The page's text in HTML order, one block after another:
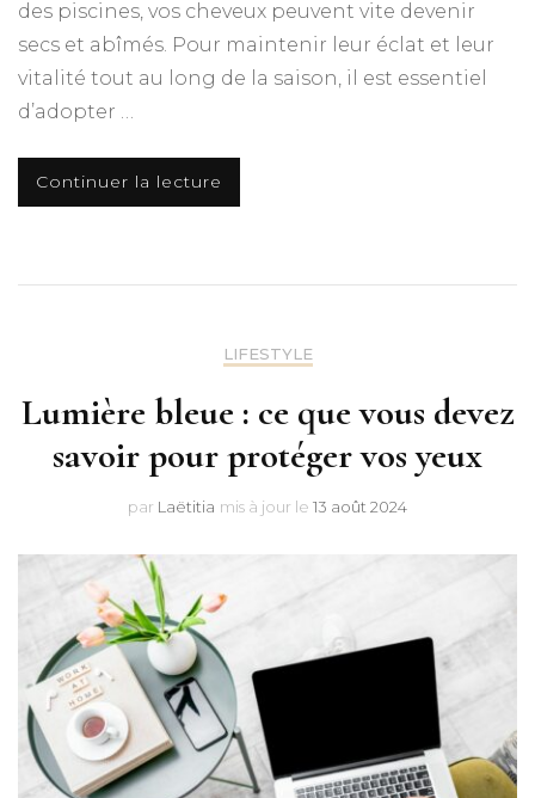
des piscines, vos cheveux peuvent vite devenir
secs et abîmés. Pour maintenir leur éclat et leur
vitalité tout au long de la saison, il est essentiel
d’adopter …
Continuer la lecture
LIFESTYLE
Lumière bleue : ce que vous devez
savoir pour protéger vos yeux
par Laëtitia mis à jour le 13 août 2024